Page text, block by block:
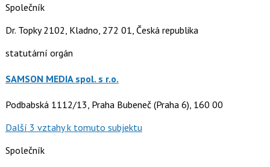
Společník
Dr. Topky 2102, Kladno, 272 01, Česká republika
statutární orgán
SAMSON MEDIA spol. s r.o.
Podbabská 1112/13, Praha Bubeneč (Praha 6), 160 00
Další 3 vztahy k tomuto subjektu
Společník